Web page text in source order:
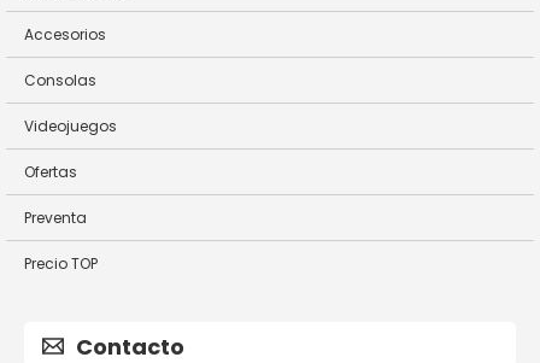
Accesorios
Consolas
Videojuegos
Ofertas
Preventa
Precio TOP
Contacto